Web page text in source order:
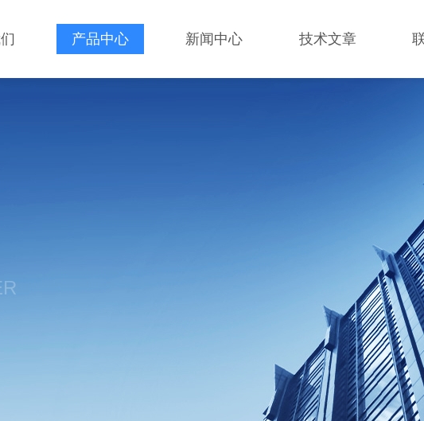
产品中心 新闻中心 技术文章